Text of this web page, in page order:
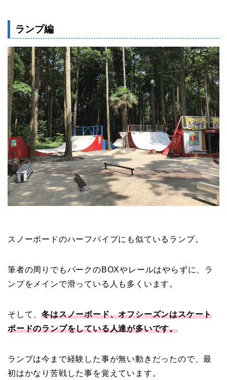
ランプ編
スノーボードのハーフパイプにも似ているランプ。
筆者の周りでもパークのBOXやレールはやらずに、ラ
ンプをメインで滑っている人も多くいます。
そして、冬はスノーボード、オフシーズンはスケート
ボードのランプをしている人達が多いです。
ランプは今まで経験した事が無い動きだったので、最
初はかなり苦戦した事を覚えています。